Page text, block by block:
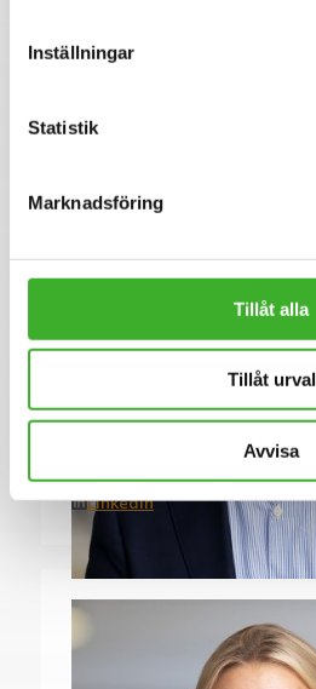
Inställningar
Statistik
Marknadsföring
Tillåt alla
Tillåt urval
Avvisa
Anders Dareholt
Linkedin